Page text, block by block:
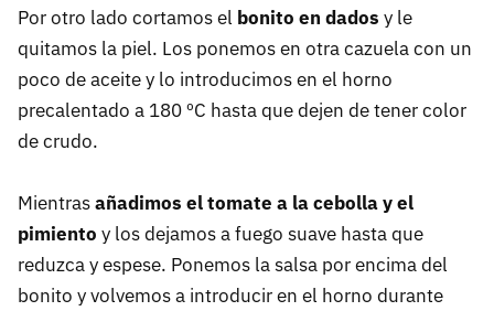
Por otro lado cortamos el bonito en dados y le
quitamos la piel. Los ponemos en otra cazuela con un
poco de aceite y lo introducimos en el horno
precalentado a 180 ºC hasta que dejen de tener color
de crudo.
Mientrasañadimos el tomate a la cebolla y el
pimiento y los dejamos a fuego suave hasta que
reduzca y espese. Ponemos la salsa por encima del
bonito y volvemos a introducir en el horno durante